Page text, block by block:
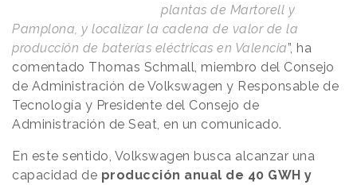
plantas de Martorell y
Pamplona, y localizar la cadena de valor de la
producción de baterías eléctricas en Valencia”, ha
comentado Thomas Schmall, miembro del Consejo
de Administración de Volkswagen y Responsable de
Tecnología y Presidente del Consejo de
Administración de Seat, en un comunicado.
En este sentido, Volkswagen busca alcanzar una
capacidad de producción anual de 40 GWH y